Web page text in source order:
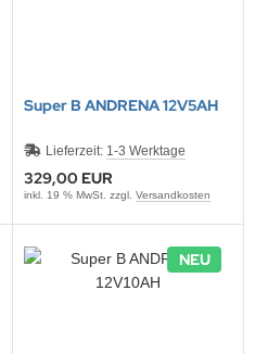
Super B ANDRENA 12V5AH
Lieferzeit: 1-3 Werktage
329,00 EUR
inkl. 19 % MwSt. zzgl. Versandkosten
NEU